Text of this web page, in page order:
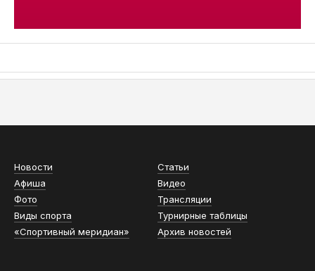
Новости
Статьи
Афиша
Видео
Фото
Трансляции
Виды спорта
Турнирные таблицы
«Спортивный меридиан»
Архив новостей